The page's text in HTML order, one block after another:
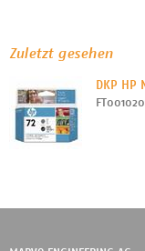
Zuletzt gesehen
DKP
FT001020